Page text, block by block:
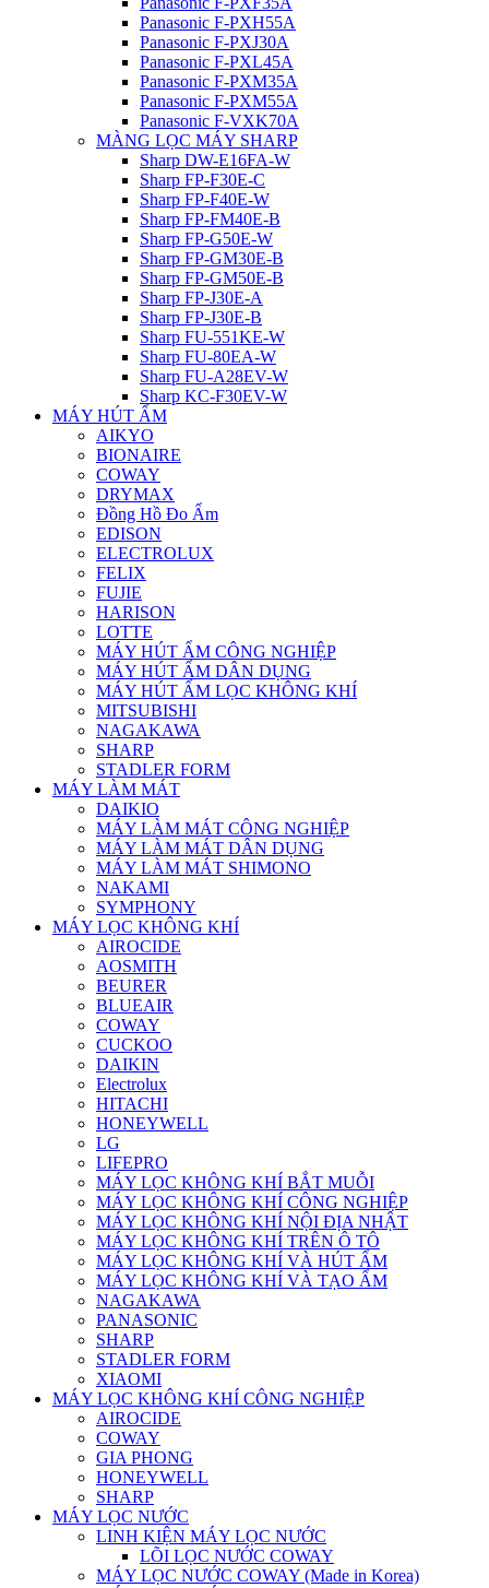
Panasonic F-PXH55A
Panasonic F-PXJ30A
Panasonic F-PXL45A
Panasonic F-PXM35A
Panasonic F-PXM55A
Panasonic F-VXK70A
MÀNG LỌC MÁY SHARP
Sharp DW-E16FA-W
Sharp FP-F30E-C
Sharp FP-F40E-W
Sharp FP-FM40E-B
Sharp FP-G50E-W
Sharp FP-GM30E-B
Sharp FP-GM50E-B
Sharp FP-J30E-A
Sharp FP-J30E-B
Sharp FU-551KE-W
Sharp FU-80EA-W
Sharp FU-A28EV-W
Sharp KC-F30EV-W
MÁY HÚT ẨM
AIKYO
BIONAIRE
COWAY
DRYMAX
Đồng Hồ Đo Ẩm
EDISON
ELECTROLUX
FELIX
FUJIE
HARISON
LOTTE
MÁY HÚT ẨM CÔNG NGHIỆP
MÁY HÚT ẨM DÂN DỤNG
MÁY HÚT ẨM LỌC KHÔNG KHÍ
MITSUBISHI
NAGAKAWA
SHARP
STADLER FORM
MÁY LÀM MÁT
DAIKIO
MÁY LÀM MÁT CÔNG NGHIỆP
MÁY LÀM MÁT DÂN DỤNG
MÁY LÀM MÁT SHIMONO
NAKAMI
SYMPHONY
MÁY LỌC KHÔNG KHÍ
AIROCIDE
AOSMITH
BEURER
BLUEAIR
COWAY
CUCKOO
DAIKIN
Electrolux
HITACHI
HONEYWELL
LG
LIFEPRO
MÁY LỌC KHÔNG KHÍ BẮT MUỖI
MÁY LỌC KHÔNG KHÍ CÔNG NGHIỆP
MÁY LỌC KHÔNG KHÍ NỘI ĐỊA NHẬT
MÁY LỌC KHÔNG KHÍ TRÊN Ô TÔ
MÁY LỌC KHÔNG KHÍ VÀ HÚT ẨM
MÁY LỌC KHÔNG KHÍ VÀ TẠO ẨM
NAGAKAWA
PANASONIC
SHARP
STADLER FORM
XIAOMI
MÁY LỌC KHÔNG KHÍ CÔNG NGHIỆP
AIROCIDE
COWAY
GIA PHONG
HONEYWELL
SHARP
MÁY LỌC NƯỚC
LINH KIỆN MÁY LỌC NƯỚC
LÕI LỌC NƯỚC COWAY
MÁY LỌC NƯỚC COWAY (Made in Korea)